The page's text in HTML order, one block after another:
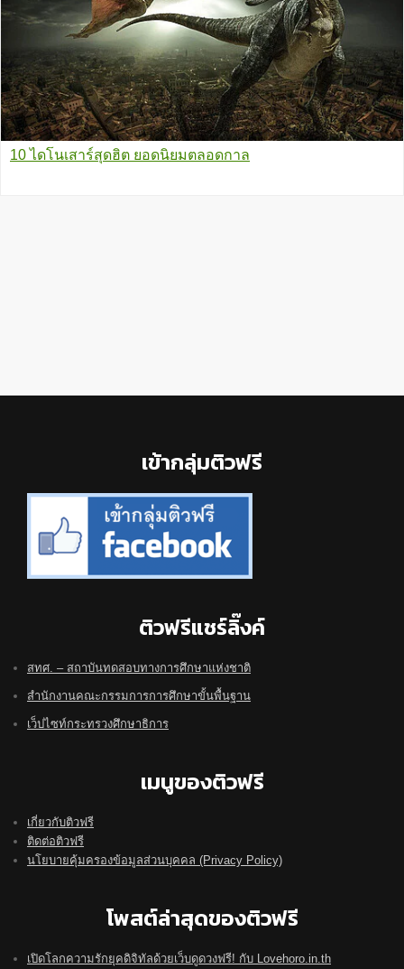
10 ไดโนเสาร์สุดฮิต ยอดนิยมตลอดกาล
เข้ากลุ่มติวฟรี
ติวฟรีแชร์ลิ๊งค์
สทศ. – สถาบันทดสอบทางการศึกษาแห่งชาติ
สำนักงานคณะกรรมการการศึกษาขั้นพื้นฐาน
เว็ปไซท์กระทรวงศึกษาธิการ
เมนูของติวฟรี
เกี่ยวกับติวฟรี
ติดต่อติวฟรี
นโยบายคุ้มครองข้อมูลส่วนบุคคล (Privacy Policy)
โพสต์ล่าสุดของติวฟรี
เปิดโลกความรักยุคดิจิทัลด้วยเว็บดูดวงฟรี! กับ Lovehoro.in.th